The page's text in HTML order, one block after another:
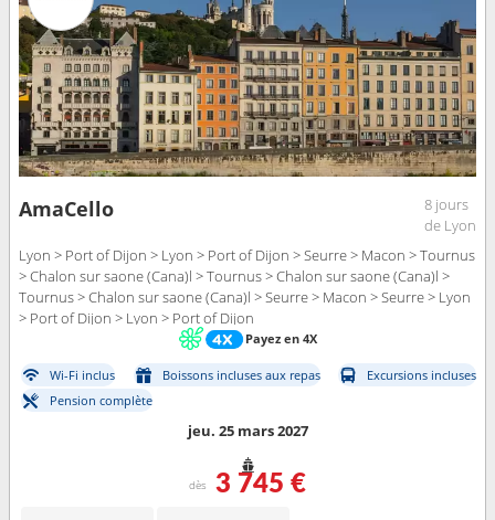
AmaCello
8 jours
de Lyon
Lyon > Port of Dijon > Lyon > Port of Dijon > Seurre > Macon > Tournus
> Chalon sur saone (Cana)l > Tournus > Chalon sur saone (Cana)l >
Tournus > Chalon sur saone (Cana)l > Seurre > Macon > Seurre > Lyon
> Port of Dijon > Lyon > Port of Dijon
Payez en 4X
Wi-Fi inclus Boissons incluses aux repas
Excursions incluses
Pension complète
jeu. 25 mars 2027
dès 3 745 €